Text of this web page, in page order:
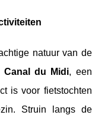
natuur van de
Canal du Midi, een
is voor fietstochten
Struin langs de